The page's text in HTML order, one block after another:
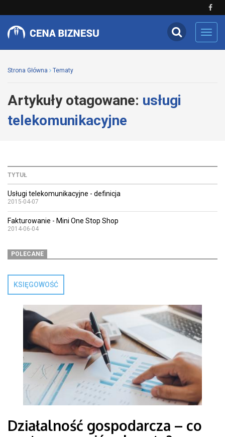
Strona Główna Tematy
Artykuły otagowane: usługi
telekomunikacyjne
TYTUŁ
Usługi telekomunikacyjne - definicja
2015-04-07
Fakturowanie - Mini One Stop Shop
2014-06-04
POLECANE
KSIĘGOWOŚĆ
Działalność gospodarcza – co